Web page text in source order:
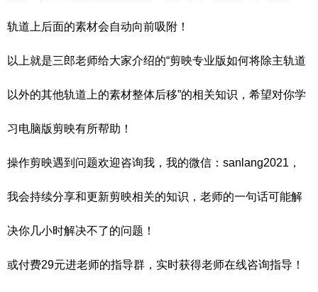
轨道上后面的素材会自动向前吸附！
以上就是三郎老师给大家介绍的“剪映专业版如何将除主轨道
以外的其他轨道上的素材整体后移”的相关知识，希望对你学
习电脑版剪映有所帮助！
操作剪映遇到问题欢迎咨询我，我的微信：sanlang2021，
我会持续分享和更新剪映相关的知识，老师的一句话可能解
决你几小时解决不了的问题！
或付费29元进老师的指导群，实时获得老师在线咨询指导！